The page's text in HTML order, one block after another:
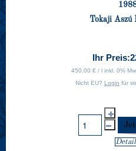
Tokaji Aszú
Ihr Preis:
450.00 € / l inkl. 0%
Nicht EU? Login für